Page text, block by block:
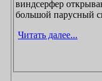
виндсерфер открывают дорогу в
большой парусный
Читать далее...